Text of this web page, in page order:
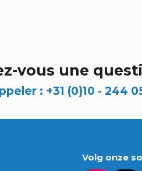
vous une
: +31 (0)10 - 244
Volg onze